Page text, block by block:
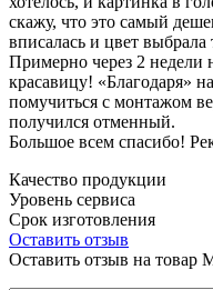
скажу, что это самый
вписалась и цвет выбрала
Примерно через 2
красавицу! «Благодаря»
помучиться с монтажом
получился отменный.
Большое всем спасибо!
Качество продукции
Уровень сервиса
Срок изготовления
Оставить отзыв
Оставить отзыв на товар